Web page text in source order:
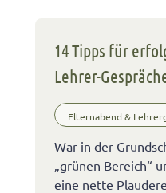
14 Tipps für
Lehrer-
Elternabend &
War in der
„grünen Bereich“
eine nette